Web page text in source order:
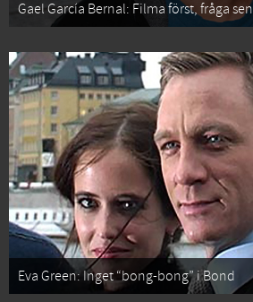
Gael García Bernal: Filma först, fråga sen
Eva Green: Inget “bong-bong” i Bond